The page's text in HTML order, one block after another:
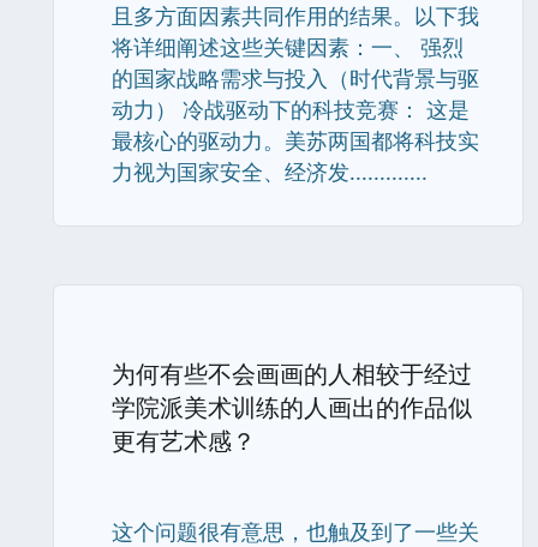
且多方面因素共同作用的结果。以下我
将详细阐述这些关键因素：一、 强烈
的国家战略需求与投入（时代背景与驱
动力） 冷战驱动下的科技竞赛： 这是
最核心的驱动力。美苏两国都将科技实
力视为国家安全、经济发.............
为何有些不会画画的人相较于经过
学院派美术训练的人画出的作品似
更有艺术感？
这个问题很有意思，也触及到了一些关